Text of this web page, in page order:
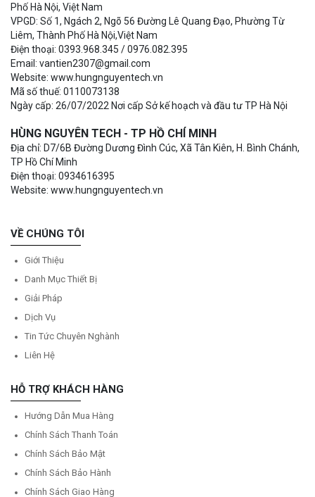
Phố Hà Nội, Việt Nam
VPGD: Số 1, Ngách 2, Ngõ 56 Đường Lê Quang Đạo, Phường Từ
Liêm, Thành Phố Hà Nội,Việt Nam
Điện thoại: 0393.968.345 / 0976.082.395
Email: vantien2307@gmail.com
Website: www.hungnguyentech.vn
Mã số thuế: 0110073138
Ngày cấp: 26/07/2022 Nơi cấp Sở kế hoạch và đầu tư TP Hà Nội
HÙNG NGUYÊN TECH - TP HỒ CHÍ MINH
Địa chỉ: D7/6B Đường Dương Đình Cúc, Xã Tân Kiên, H. Bình Chánh,
TP Hồ Chí Minh
Điện thoại: 0934616395
Website: www.hungnguyentech.vn
VỀ CHÚNG TÔI
Giới Thiệu
Danh Mục Thiết Bị
Giải Pháp
Dịch Vụ
Tin Tức Chuyên Nghành
Liên Hệ
HỖ TRỢ KHÁCH HÀNG
Hướng Dẫn Mua Hàng
Chính Sách Thanh Toán
Chính Sách Bảo Mật
Chính Sách Bảo Hành
Chính Sách Giao Hàng